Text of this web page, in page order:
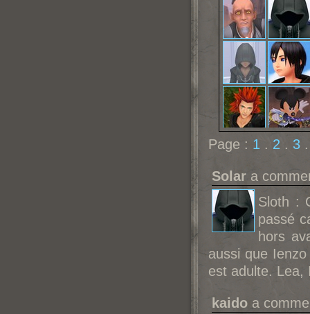
Page : 1 . 2 . 3
Solar a
Sloth :
passé
hors
aussi que
est adulte. Lea,
kaido a